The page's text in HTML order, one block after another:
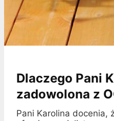
Dlaczego Pani
zadowolona z
Pani Karolina docenia,